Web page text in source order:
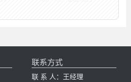
联系方式
联 系 人：王经理